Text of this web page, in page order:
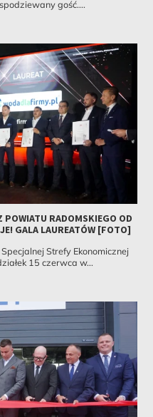
gość....
RADOMSKIEGO OD
GALA LAUREATÓW [FOTO]
Strefy Ekonomicznej
15 czerwca w...